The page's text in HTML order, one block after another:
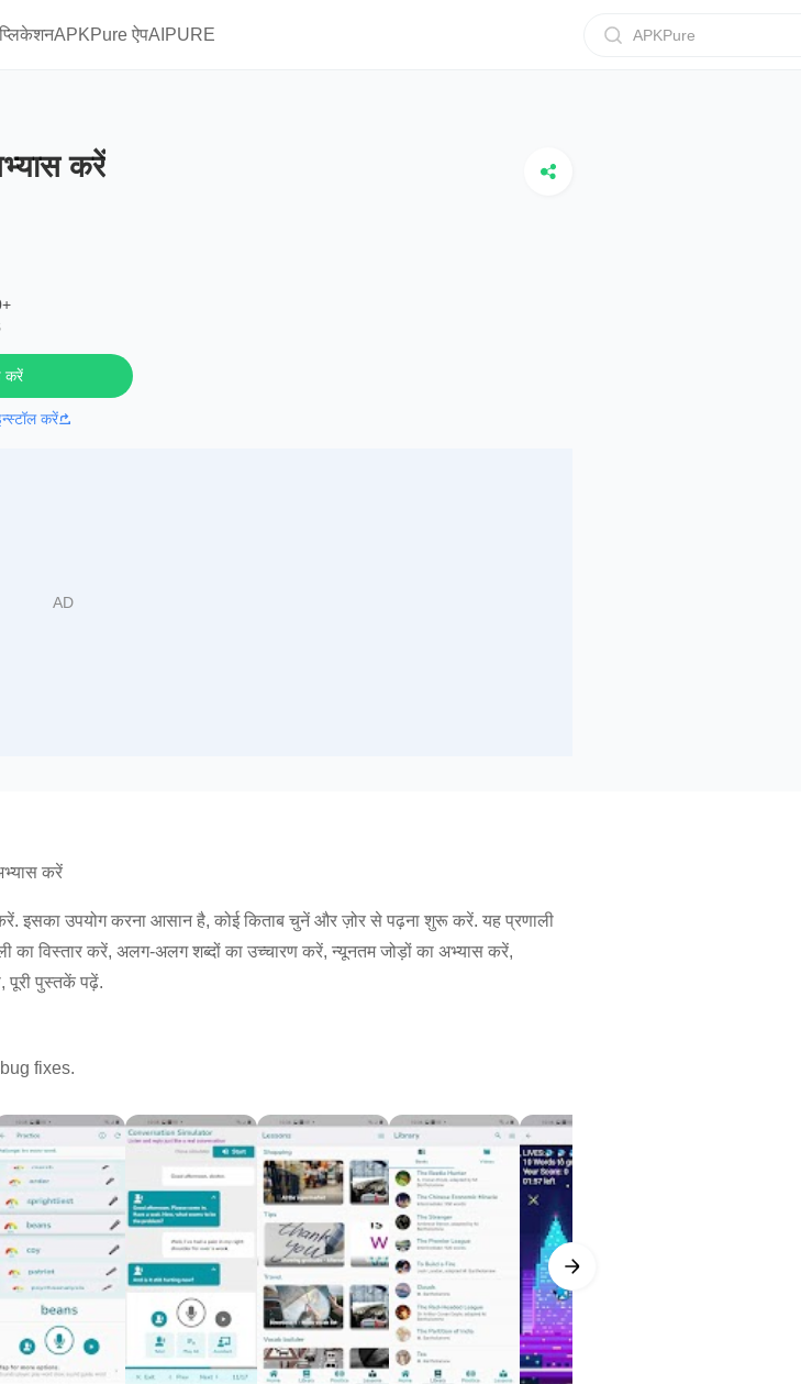
APKPure ऐपAIPURE APKPure
करें
करें
करें
करें
इसका उपयोग करना आसान है, कोई किताब चुनें और ज़ोर से पढ़ना शुरू करें. यह प्रणाली
विस्तार करें, अलग-अलग शब्दों का उच्चारण करें, न्यूनतम जोड़ों का अभ्यास करें,
पूरी पुस्तकें पढ़ें.
fixes.